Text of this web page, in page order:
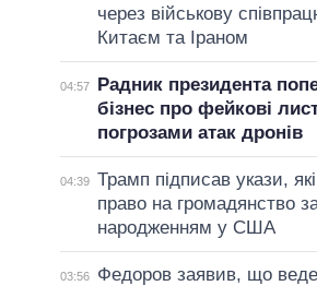
через військову
Китаєм та Іраном
04:57
Радник президента
бізнес про фейкові
погрозами атак дронів
04:39 Трамп підписав укази,
право на громадянство
народженням у США
03:56
Федоров заявив, що